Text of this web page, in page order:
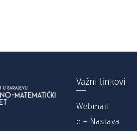
Važni linkovi
Webmail
e – Nastava